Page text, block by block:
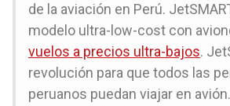
de la aviación en Perú.
modelo ultra-low-cost con
vuelos a precios ultra-bajos.
revolución para que todos las
peruanos puedan viajar en